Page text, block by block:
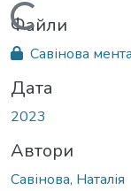
Вантажиться...
Файли
Савінова
Дата
2023
Автори
Савінова, Наталія